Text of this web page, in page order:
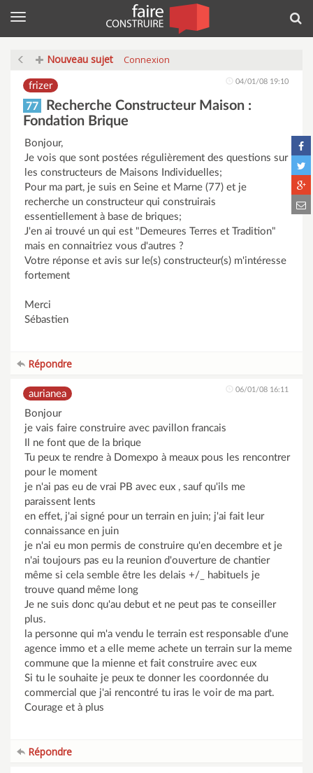
Menu
Nouveau sujet Connexion
frizer 04/01/08 19:10
77
Recherche Constructeur Maison :
Fondation Brique
Bonjour,
Je vois que sont postées régulièrement des questions sur
les constructeurs de Maisons Individuelles;
Pour ma part, je suis en Seine et Marne (77) et je
recherche un constructeur qui construirais
essentiellement à base de briques;
J'en ai trouvé un qui est "Demeures Terres et Tradition"
mais en connaitriez vous d'autres ?
Votre réponse et avis sur le(s) constructeur(s) m'intéresse
fortement
Merci
Sébastien
Répondre
aurianea 06/01/08 16:11
Bonjour
je vais faire construire avec pavillon francais
Il ne font que de la brique
Tu peux te rendre à Domexpo à meaux pous les rencontrer
pour le moment
je n'ai pas eu de vrai PB avec eux , sauf qu'ils me
paraissent lents
en effet, j'ai signé pour un terrain en juin; j'ai fait leur
connaissance en juin
je n'ai eu mon permis de construire qu'en decembre et je
n'ai toujours pas eu la reunion d'ouverture de chantier
même si cela semble être les delais +/_ habituels je
trouve quand même long
Je ne suis donc qu'au debut et ne peut pas te conseiller
plus.
la personne qui m'a vendu le terrain est responsable d'une
agence immo et a elle meme achete un terrain sur la meme
commune que la mienne et fait construire avec eux
Si tu le souhaite je peux te donner les coordonnée du
commercial que j'ai rencontré tu iras le voir de ma part.
Courage et à plus
Répondre